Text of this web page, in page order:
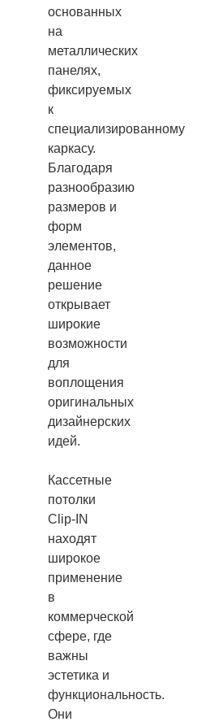
основанных
на
металлических
панелях,
фиксируемых
к
специализированному
каркасу.
Благодаря
разнообразию
размеров и
форм
элементов,
данное
решение
открывает
широкие
возможности
для
воплощения
оригинальных
дизайнерских
идей.
Кассетные
потолки
Clip-IN
находят
широкое
применение
в
коммерческой
сфере, где
важны
эстетика и
функциональность.
Они